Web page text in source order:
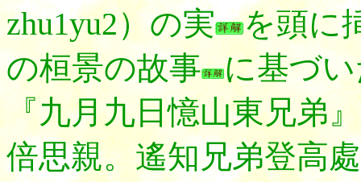
zhu1yu2）の実
を頭に
の桓景の故事
に基づ
『九月九日憶山東兄弟
倍思親。遙知兄弟登高